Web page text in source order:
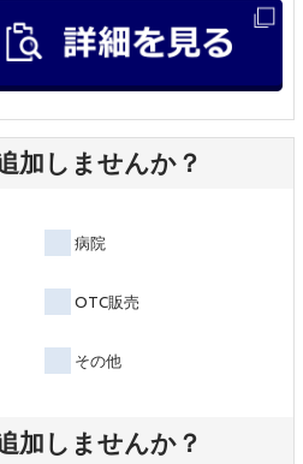
加しませんか？
病院
OTC販売
その他
加しませんか？